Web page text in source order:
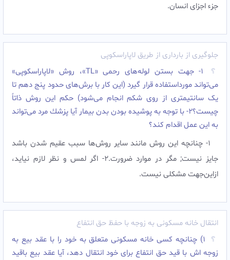
جزء اجزای انسان.
جلوگیری از بارداری از طریق لاپاراسکوپی
۱- جهت بستن لوله‌های رحمى «TL»، روش «لاپاراسكوپى»
می‌تواند مورداستفاده قرار گيرد (اين كار با برش‌های حدود پنج دهم تا
یک سانتيمترى از روى شكم انجام می‌شود) حكم اين روش ذاتاً
چيست؟۲- با توجه به پوشیده بودن بدن بیمار آيا پزشك مرد می‌تواند
به اين عمل اقدام كند؟
۱- چنانچه اين روش مانند ساير روش‌ها سبب عقيم شدن باشد
جايز نيست; مگر در موارد ضرورت.۲- اگر لمس و نظر لازم نيايد،
ازاین‌جهت مشكلى نيست.
انتقال خانه مسکونی به زوجه با حفظ حق انتفاع
۱) چنانچه کسی خانه مسکونی متعلق به خود را با عقد بیع به
زوجه اش با قید حق انتفاع برای خود انتقال دهد، آیا عقد بیع باقید